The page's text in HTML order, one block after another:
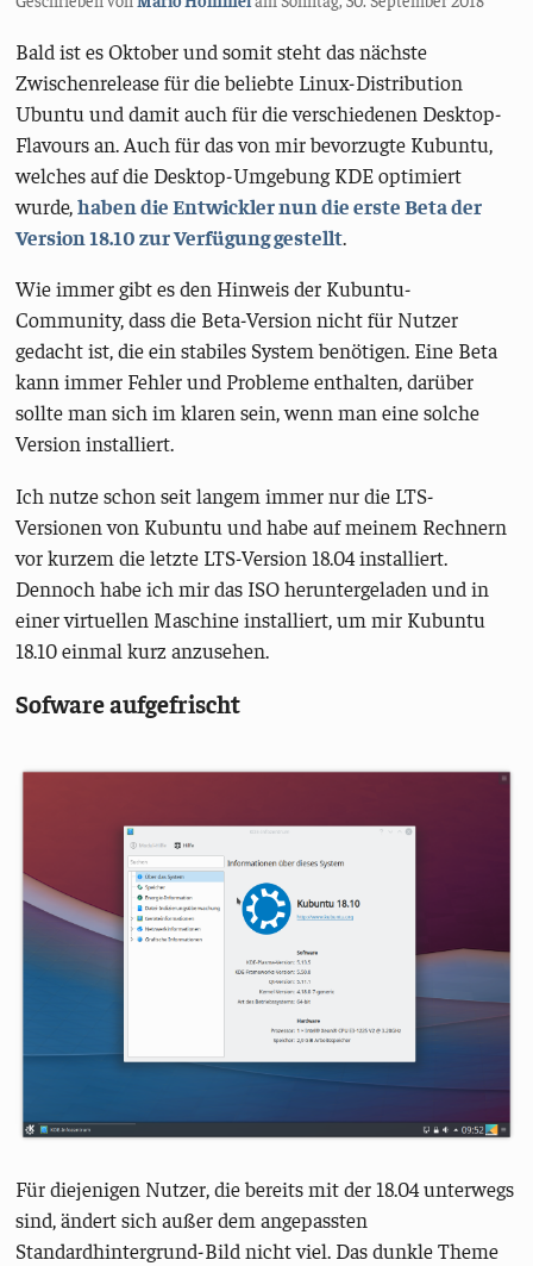
Bald ist es Oktober und somit steht das nächste
Zwischenrelease für die beliebte Linux-Distribution
Ubuntu und damit auch für die verschiedenen Desktop-
Flavours an. Auch für das von mir bevorzugte Kubuntu,
welches auf die Desktop-Umgebung KDE optimiert
wurde,haben die Entwickler nun die erste Beta der
Version 18.10 zur Verfügung gestellt.
Wie immer gibt es den Hinweis der Kubuntu-
Community, dass die Beta-Version nicht für Nutzer
gedacht ist, die ein stabiles System benötigen. Eine Beta
kann immer Fehler und Probleme enthalten, darüber
sollte man sich im klaren sein, wenn man eine solche
Version installiert.
Ich nutze schon seit langem immer nur die LTS-
Versionen von Kubuntu und habe auf meinem Rechnern
vor kurzem die letzte LTS-Version 18.04 installiert.
Dennoch habe ich mir das ISO heruntergeladen und in
einer virtuellen Maschine installiert, um mir Kubuntu
18.10 einmal kurz anzusehen.
Sofware aufgefrischt
Für diejenigen Nutzer, die bereits mit der 18.04 unterwegs
sind, ändert sich außer dem angepassten
Standardhintergrund-Bild nicht viel. Das dunkle Theme